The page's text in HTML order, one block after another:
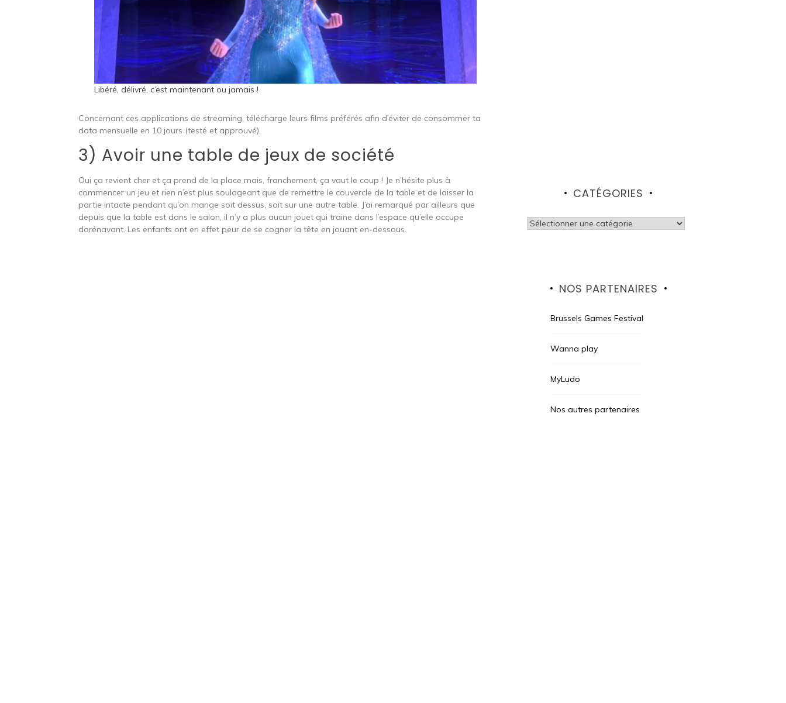
Libéré, délivré, c’est maintenant ou jamais !
Concernant ces applications de streaming, télécharge leurs films préférés afin d’éviter de consommer ta
data mensuelle en 10 jours (testé et approuvé).
3) Avoir une table de jeux de société
Oui ça revient cher et ça prend de la place mais, franchement, ça vaut le coup ! Je n’hésite plus à
commencer un jeu et rien n’est plus soulageant que de remettre le couvercle de la table et de laisser la
partie intacte pendant qu’on mange soit dessus, soit sur une autre table. J’ai remarqué par ailleurs que
depuis que la table est dans le salon, il n’y a plus aucun jouet qui traine dans l’espace qu’elle occupe
dorénavant. Les enfants ont en effet peur de se cogner la tête en jouant en-dessous.
CATÉGORIES
Catégories
NOS PARTENAIRES
Brussels Games Festival
Wanna play
MyLudo
Nos autres partenaires